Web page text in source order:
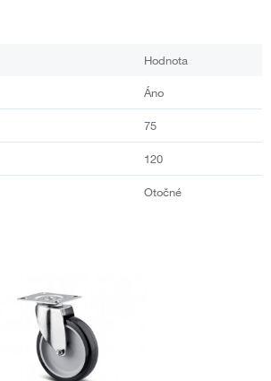
Hodnota
Áno
75
120
Otočné